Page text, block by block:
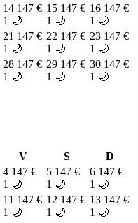
14 147 €
1 🌙
15 147 €
1 🌙
16 147 €
1 🌙
21 147 €
1 🌙
22 147 €
1 🌙
23 147 €
1 🌙
28 147 €
1 🌙
29 147 €
1 🌙
30 147 €
1 🌙
V S
D
4 147 €
1 🌙
5 147 €
1 🌙
6 147 €
1 🌙
11 147 €
1 🌙
12 147 €
1 🌙
13 147 €
1 🌙